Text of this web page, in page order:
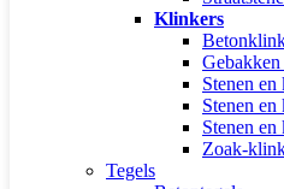
Klinkers
Stenen
Stenen
Stenen
Zoak-
Tegels